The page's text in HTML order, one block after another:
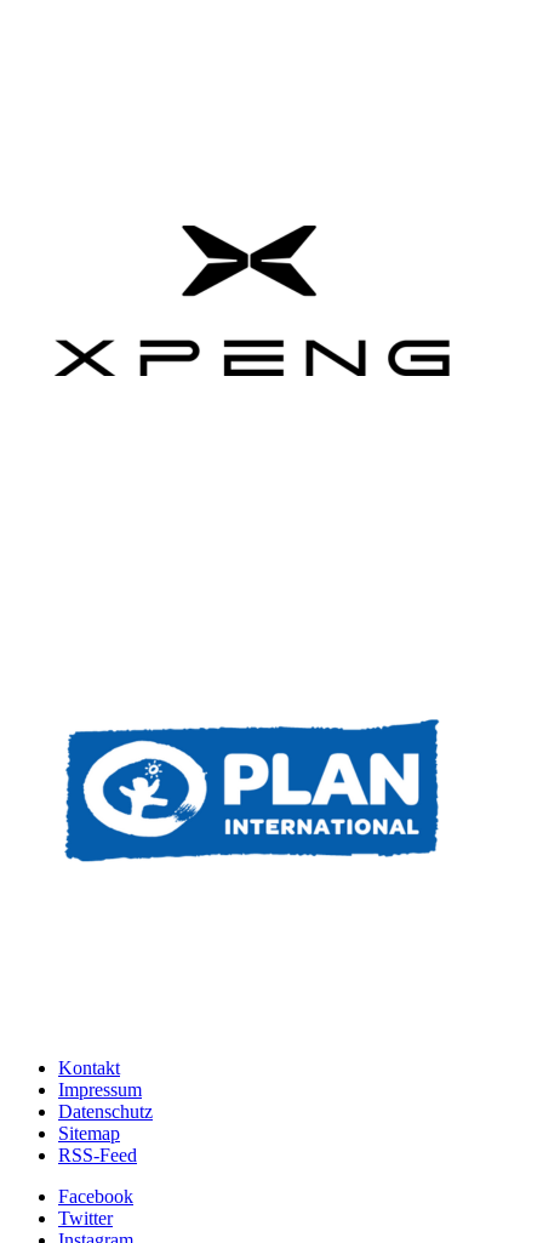
Kontakt
Impressum
Datenschutz
Sitemap
RSS-Feed
Facebook
Twitter